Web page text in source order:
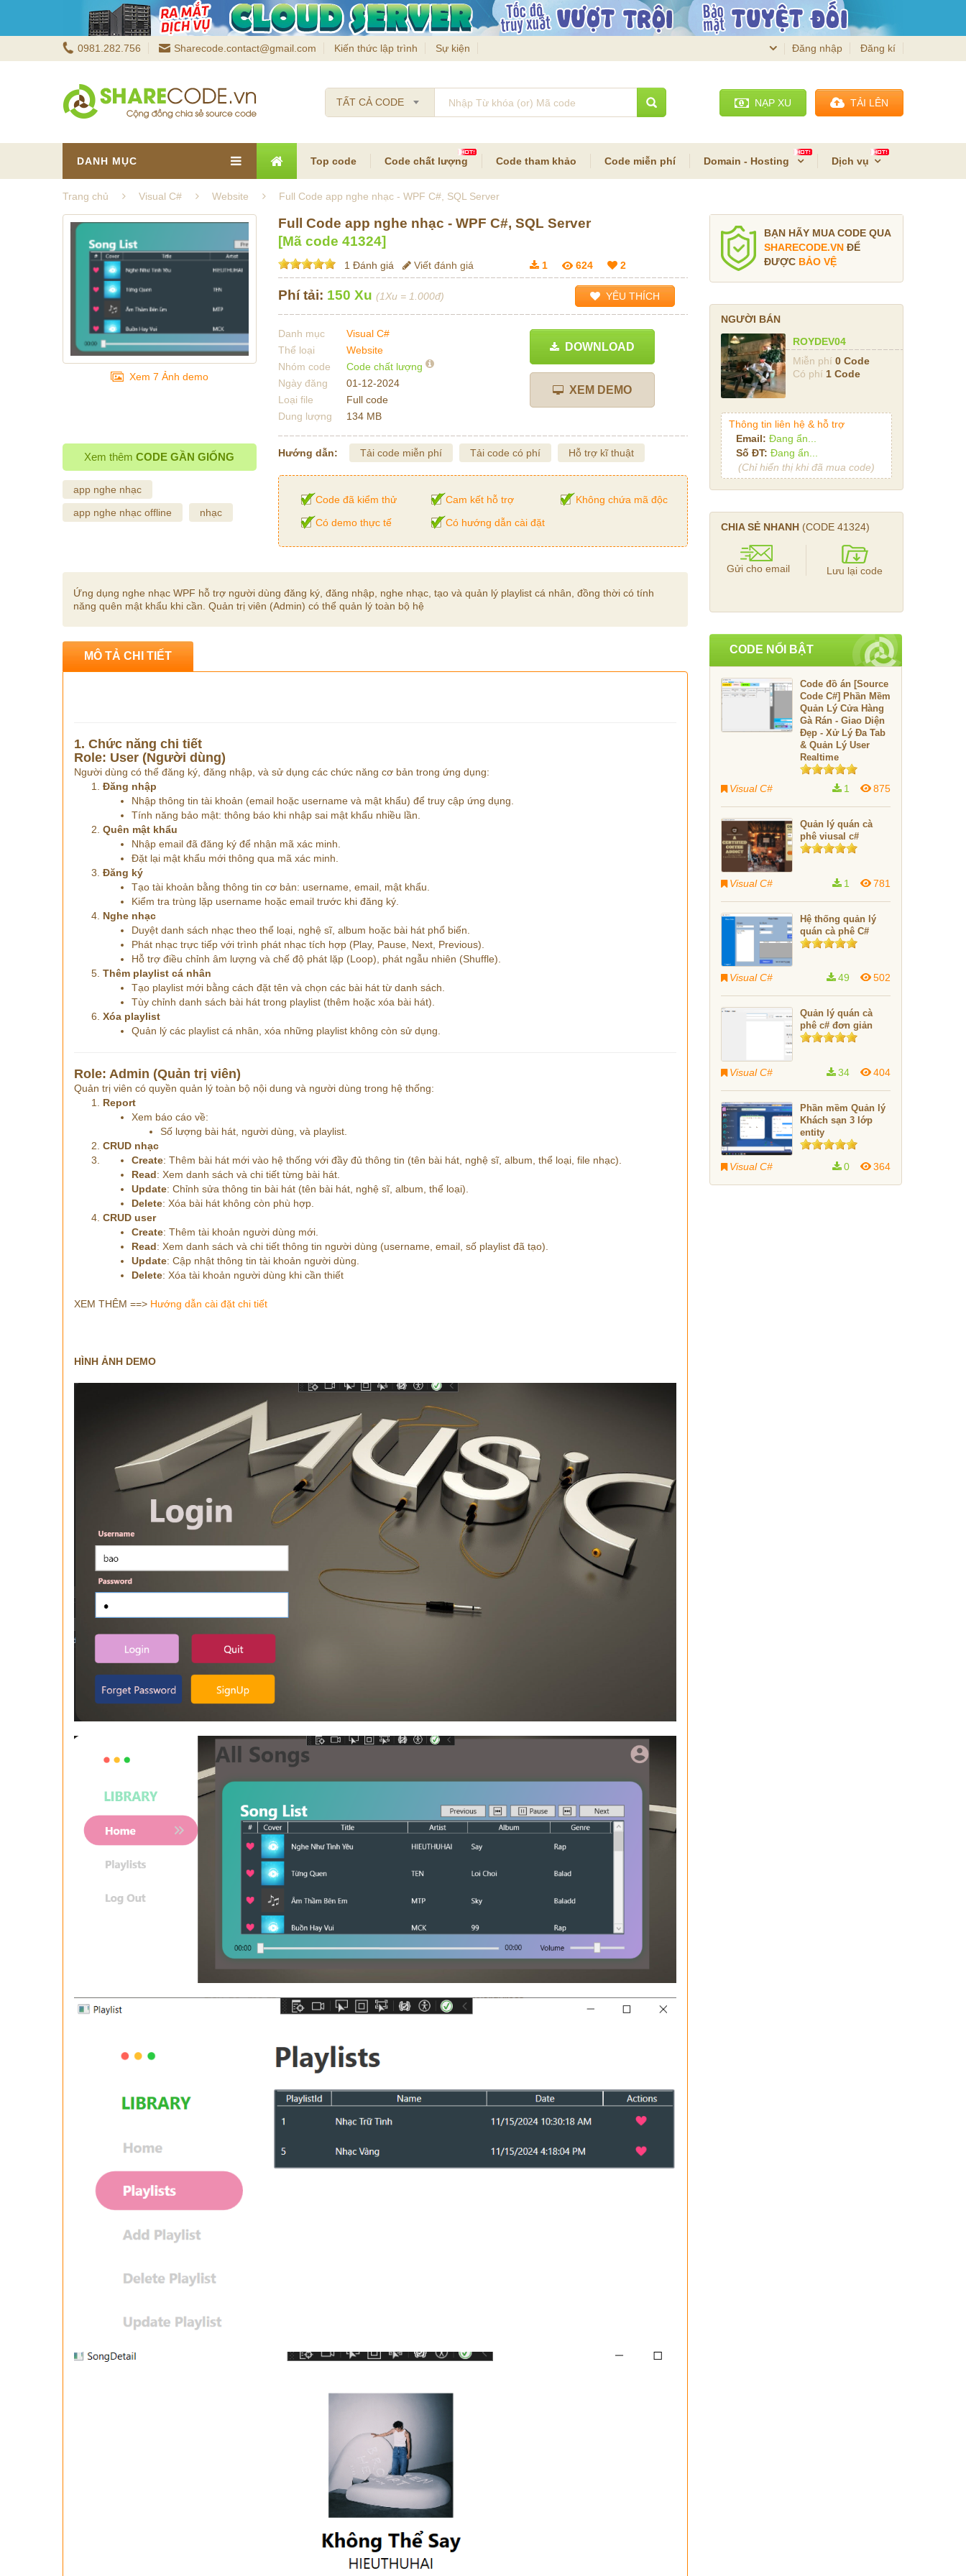
0981.282.756 Sharecode.contact@gmail.com Kiến thức lập trình Sự kiện Đăng nhập Đăng kí
TẤT CẢ CODE NẠP XU TẢI LÊN
DANH MỤC Top code Code chất lượng Code tham khảo Code miễn phí Domain - Hosting Dịch vụ
Trang chủ Visual C# Website Full Code app nghe nhạc - WPF C#, SQL Server
Xem 7 Ảnh demo
Full Code app nghe nhạc - WPF C#, SQL Server
[Mã code 41324]
1 Đánh giá Viết đánh giá 1 624 2
Phí tải: 150 Xu (1Xu = 1.000đ) YÊU THÍCH
Danh mục
Visual C#
Thể loại
Website
Nhóm code
Code chất lượng
Ngày đăng
01-12-2024
Loại file
Full code
Dung lượng
134 MB
DOWNLOAD
XEM DEMO
Hướng dẫn: Tải code miễn phí Tải code có phí Hỗ trợ kĩ thuật
Code đã kiểm thử Cam kết hỗ trợ
Không chứa mã độc
Có demo thực tế
Có hướng dẫn cài đặt
Xem thêmCODE GẦN GIỐNG
app nghe nhạc
app nghe nhạc offline
nhạc
Ứng dụng nghe nhạc WPF hỗ trợ người dùng đăng ký, đăng nhập, nghe nhạc, tạo và quản lý playlist cá nhân, đồng thời có tính
năng quên mật khẩu khi cần. Quản trị viên (Admin) có thể quản lý toàn bộ hệ
MÔ TẢ CHI TIẾT
1. Chức năng chi tiết
Role: User (Người dùng)
Người dùng có thể đăng ký, đăng nhập, và sử dụng các chức năng cơ bản trong ứng dụng:
Đăng nhập
Nhập thông tin tài khoản (email hoặc username và mật khẩu) để truy cập ứng dụng.
Tính năng bảo mật: thông báo khi nhập sai mật khẩu nhiều lần.
Quên mật khẩu
Nhập email đã đăng ký để nhận mã xác minh.
Đặt lại mật khẩu mới thông qua mã xác minh.
Đăng ký
Tạo tài khoản bằng thông tin cơ bản: username, email, mật khẩu.
Kiểm tra trùng lặp username hoặc email trước khi đăng ký.
Nghe nhạc
Duyệt danh sách nhạc theo thể loại, nghệ sĩ, album hoặc bài hát phổ biến.
Phát nhạc trực tiếp với trình phát nhạc tích hợp (Play, Pause, Next, Previous).
Hỗ trợ điều chỉnh âm lượng và chế độ phát lặp (Loop), phát ngẫu nhiên (Shuffle).
Thêm playlist cá nhân
Tạo playlist mới bằng cách đặt tên và chọn các bài hát từ danh sách.
Tùy chỉnh danh sách bài hát trong playlist (thêm hoặc xóa bài hát).
Xóa playlist
Quản lý các playlist cá nhân, xóa những playlist không còn sử dụng.
Role: Admin (Quản trị viên)
Quản trị viên có quyền quản lý toàn bộ nội dung và người dùng trong hệ thống:
Report
Xem báo cáo về:
Số lượng bài hát, người dùng, và playlist.
CRUD nhạc
Create: Thêm bài hát mới vào hệ thống với đầy đủ thông tin (tên bài hát, nghệ sĩ, album, thể loại, file nhạc).
Read: Xem danh sách và chi tiết từng bài hát.
Update: Chỉnh sửa thông tin bài hát (tên bài hát, nghệ sĩ, album, thể loại).
Delete: Xóa bài hát không còn phù hợp.
CRUD user
Create: Thêm tài khoản người dùng mới.
Read: Xem danh sách và chi tiết thông tin người dùng (username, email, số playlist đã tạo).
Update: Cập nhật thông tin tài khoản người dùng.
Delete: Xóa tài khoản người dùng khi cần thiết
XEM THÊM ==> Hướng dẫn cài đặt chi tiết
HÌNH ẢNH DEMO
BẠN HÃY MUA CODE QUA
SHARECODE.VN ĐỂ
ĐƯỢC BẢO VỆ
NGƯỜI BÁN
ROYDEV04
Miễn phí 0 Code
Có phí 1 Code
Thông tin liên hệ & hỗ trợ
Email: Đang ẩn...
Số ĐT: Đang ẩn...
(Chỉ hiển thị khi đã mua code)
CHIA SẺ NHANH (CODE 41324)
Gửi cho email Lưu lại code
CODE NỔI BẬT
Code đồ án [Source
Code C#] Phần Mềm
Quản Lý Cửa Hàng
Gà Rán - Giao Diện
Đẹp - Xử Lý Đa Tab
& Quản Lý User
Realtime
Visual C# 875
1
Quản lý quán cà
phê viusal c#
Visual C# 781
1
Hệ thống quản lý
quán cà phê C#
Visual C# 502
49
Quản lý quán cà
phê c# đơn giản
Visual C# 404
34
Phần mềm Quản lý
Khách sạn 3 lớp
entity
Visual C# 364
0